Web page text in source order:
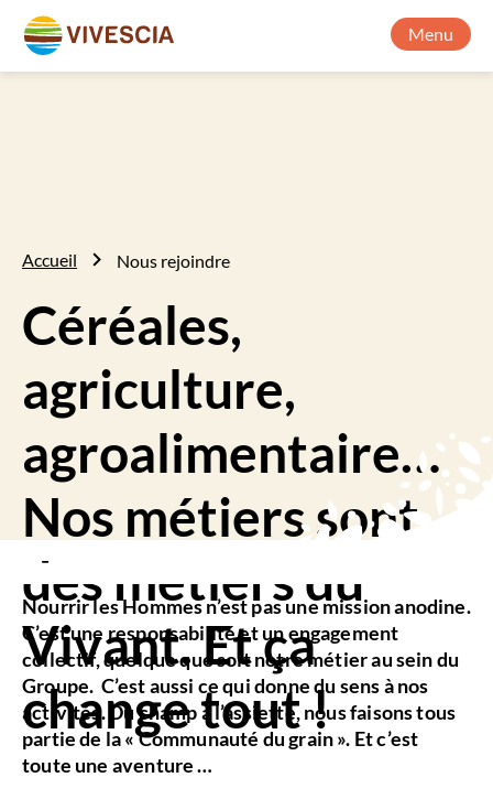
Menu
Accueil Nous rejoindre
Céréales,
agriculture,
agroalimentaire…
Nos métiers sont
des métiers du
Vivant. Et ça
change tout !
Nourrir les Hommes n’est pas une mission anodine.
C’est une responsabilité et un engagement
collectif, quelque que soit notre métier au sein du
Groupe. C’est aussi ce qui donne du sens à nos
activités. Du champ à l’assiette, nous faisons tous
partie de la « Communauté du grain ». Et c’est
toute une aventure …